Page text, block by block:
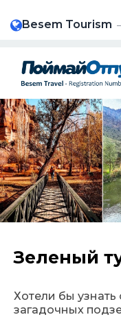
Besem Tourism
Зеленый
Хотели бы
загадочных